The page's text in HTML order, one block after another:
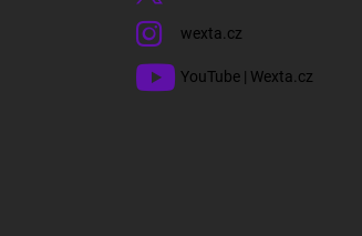
wexta.cz
YouTube | Wexta.cz